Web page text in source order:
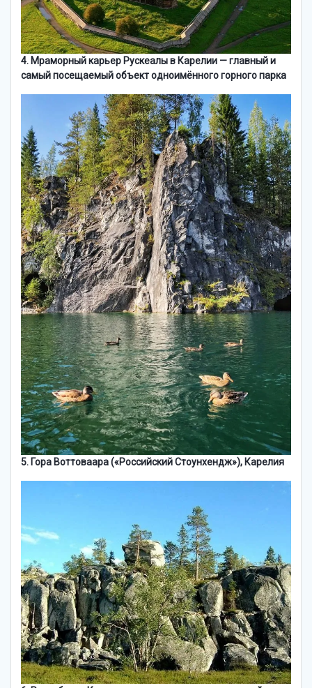
4. Мраморный карьер Рускеалы в Карелии — главный и
самый посещаемый объект одноимённого горного парка
5. Гора Воттоваара («Российский Стоунхендж»), Карелия